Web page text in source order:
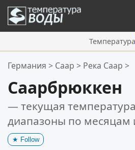
Ваше избранное:
Германия > Саар > Река Саар >
Саарбрюккен
— текущая
диапазоны по месяцам
★ Follow